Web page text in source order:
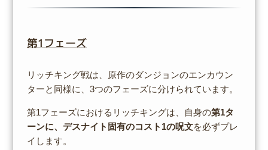
第1フェーズ
リッチキング戦は、原作のダンジョンのエンカウン
ターと同様に、3つのフェーズに分けられています。
第1フェーズにおけるリッチキングは、自身の第1タ
ーンに、デスナイト固有のコスト1の呪文を必ずプレ
イします。